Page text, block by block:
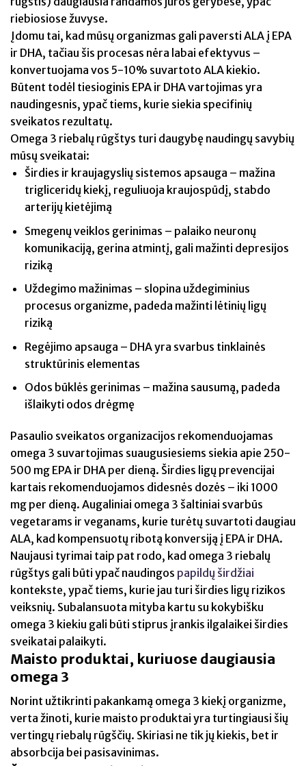
riebiosiose žuvyse.
Įdomu tai, kad mūsų organizmas gali paversti ALA į EPA
ir DHA, tačiau šis procesas nėra labai efektyvus –
konvertuojama vos 5-10% suvartoto ALA kiekio.
Būtent todėl tiesioginis EPA ir DHA vartojimas yra
naudingesnis, ypač tiems, kurie siekia specifinių
sveikatos rezultatų.
Omega 3 riebalų rūgštys turi daugybę naudingų savybių
mūsų sveikatai:
Širdies ir kraujagyslių sistemos apsauga – mažina
trigliceridų kiekį, reguliuoja kraujospūdį, stabdo
arterijų kietėjimą
Smegenų veiklos gerinimas – palaiko neuronų
komunikaciją, gerina atmintį, gali mažinti depresijos
riziką
Uždegimo mažinimas – slopina uždegiminius
procesus organizme, padeda mažinti lėtinių ligų
riziką
Regėjimo apsauga – DHA yra svarbus tinklainės
struktūrinis elementas
Odos būklės gerinimas – mažina sausumą, padeda
išlaikyti odos drėgmę
Pasaulio sveikatos organizacijos rekomenduojamas
omega 3 suvartojimas suaugusiesiems siekia apie 250-
500 mg EPA ir DHA per dieną. Širdies ligų prevencijai
kartais rekomenduojamos didesnės dozės – iki 1000
mg per dieną. Augaliniai omega 3 šaltiniai svarbūs
vegetarams ir veganams, kurie turėtų suvartoti daugiau
ALA, kad kompensuotų ribotą konversiją į EPA ir DHA.
Naujausi tyrimai taip pat rodo, kad omega 3 riebalų
rūgštys gali būti ypač naudingos papildų širdžiai
kontekste, ypač tiems, kurie jau turi širdies ligų rizikos
veiksnių. Subalansuota mityba kartu su kokybišku
omega 3 kiekiu gali būti stiprus įrankis ilgalaikei širdies
sveikatai palaikyti.
Maisto produktai, kuriuose daugiausia
omega 3
Norint užtikrinti pakankamą omega 3 kiekį organizme,
verta žinoti, kurie maisto produktai yra turtingiausi šių
vertingų riebalų rūgščių. Skiriasi ne tik jų kiekis, bet ir
absorbcija bei pasisavinimas.